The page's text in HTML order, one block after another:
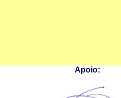
Apoio: